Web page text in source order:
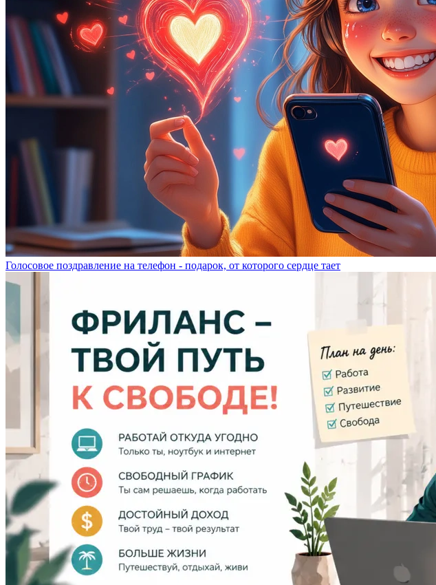
Голосовое поздравление на телефон - подарок, от которого сердце тает